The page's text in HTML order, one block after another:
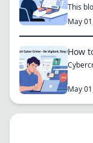
This
May
How
May